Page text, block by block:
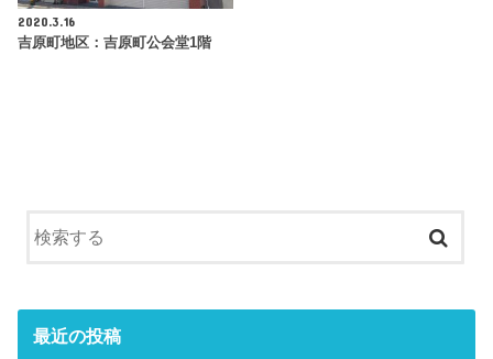
2020.3.16
吉原町地区：吉原町公会堂1階
最近の投稿